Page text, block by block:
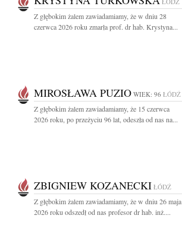
Z głębokim żalem zawiadamiamy, że w dniu 28
czerwca 2026 roku zmarła prof. dr hab. Krystyna...
MIROSŁAWA PUZIO WIEK: 96 ŁÓDŹ
Z głębokim żalem zawiadamiamy, że 15 czerwca
2026 roku, po przeżyciu 96 lat, odeszła od nas na...
ZBIGNIEW KOZANECKI ŁÓDŹ
Z głębokim żalem zawiadamiamy, że w dniu 26 maja
2026 roku odszedł od nas profesor dr hab. inż....